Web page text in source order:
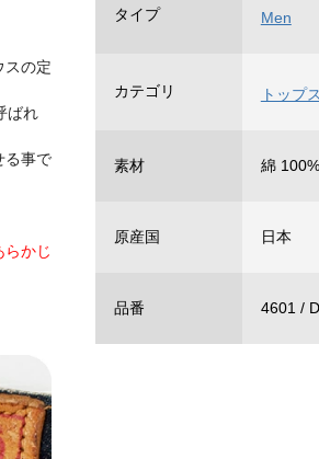
スの定
ばれ
る事で
かじ
タイプ Men
カテゴリ トップス
素材 綿 100%
原産国 日本
品番 4601 /